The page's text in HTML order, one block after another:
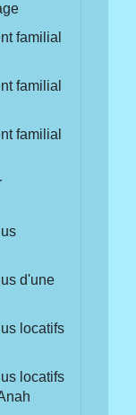
familial
familial
familial
d'une
locatifs
locatifs